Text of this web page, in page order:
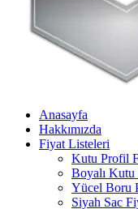
Anasayfa
Hakkımızda
Fiyat Listeleri
Kutu Profil
Boyalı Kutu
Yücel Boru
Siyah Sac